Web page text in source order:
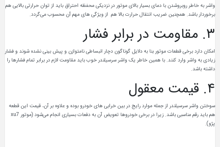
واشر به‌ خاطر روبروشدن با دمای بسیار بالای موتور در نزدیکی محفظه‌ احتراق باید از توان حرارتی بالایی هم
برخوردار باشد. همچنین ضریب انتقال حرارت بالا هم از ویژگی‌ های مهم آن محسوب می‌گردد.
۳. مقاومت در برابر فشار
امکان دارد برخی قطعات موتور بنا به‌ دلایل گوناگون دچار انبساطی نامتوازن و پیش‌ بینی‌ نشده شوند و فشار
زیادی به واشر وارد کنند. با همین خاطر یک واشر سرسیلندر خوب باید مقاومت لازم در برابر تمام فشارها را
داشته باشد.
۴. قیمت معقول
سوختن واشر سرسیلندر از جمله موارد رایج در بین خرابی‌ های خودرو بوده و علاوه بر آن، قیمت این قطعه
هم باید رقم مناسبی باشد. زیرا در برخی خودروها تعویض آن به دفعات بسیاری انجام می‌شود (موتور xu7
پژو).